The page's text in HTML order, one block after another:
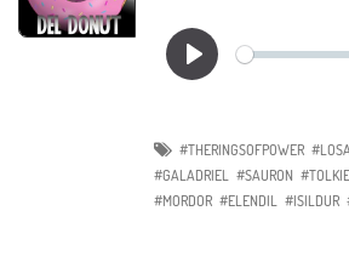
#THERINGSOFPOWER
#GALADRIEL #SAURON
#MORDOR #ELENDIL #ISILDUR